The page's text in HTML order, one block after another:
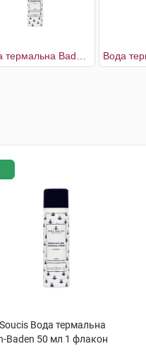
Вода термальна
Baden 50 мл 1 флакон